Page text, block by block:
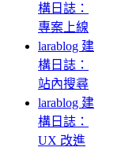
構日誌：
專案上線
larablog 建
構日誌：
站內搜尋
larablog 建
構日誌：
UX 改進